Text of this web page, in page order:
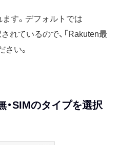
す。デフォルトでは
れているので、「Rakuten最
さい。
・SIMのタイプを選択